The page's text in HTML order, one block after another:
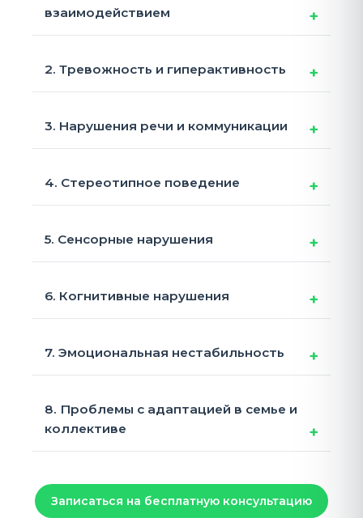
взаимодействием
2. Тревожность и гиперактивность
3. Нарушения речи и коммуникации
4. Стереотипное поведение
5. Сенсорные нарушения
6. Когнитивные нарушения
7. Эмоциональная нестабильность
8. Проблемы с адаптацией в семье и
коллективе
Записаться на бесплатную консультацию